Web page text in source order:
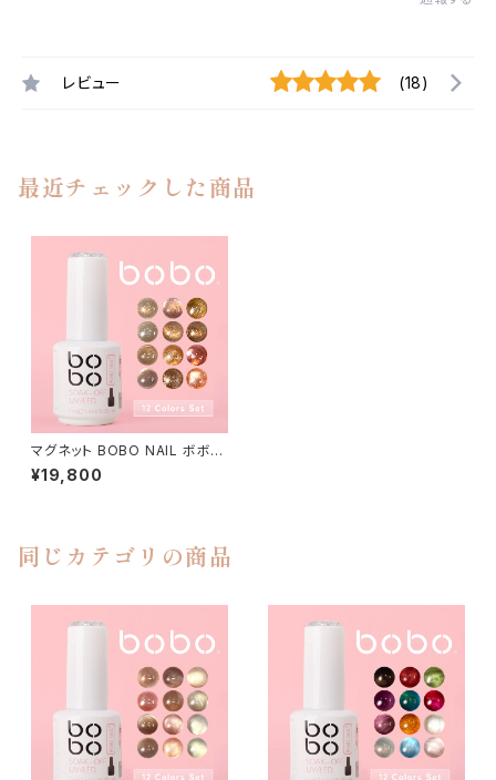
レビュー (18)
最近チェックした商品
マグネット BOBO NAIL ボボネ
イル 【マグ4-ji12C】 12色セット
¥19,800
同じカテゴリの商品